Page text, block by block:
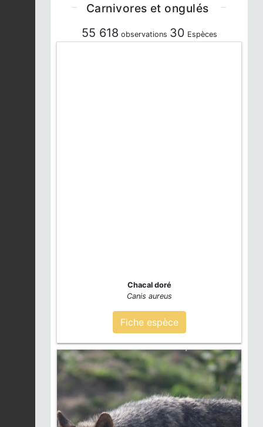
Carnivores et ongulés
55 618 observations 30 Espèces
Chacal doré
Canis aureus
Fiche espèce